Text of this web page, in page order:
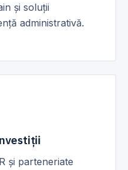
și soluții
administrativă.
și parteneriate